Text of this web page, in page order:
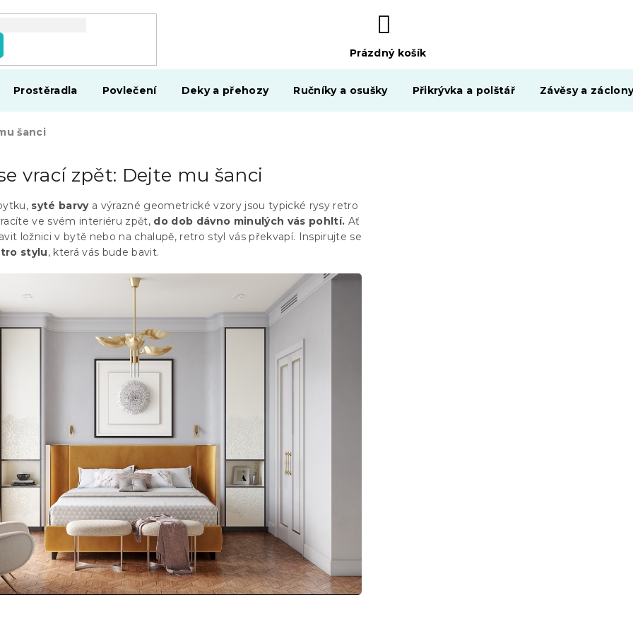
NÁKUPNÍ
KOŠÍK
Prázdný košík
Prostěradla Povlečení Deky a přehozy Ručníky a osušky Přikrývka a polštář Závěsy a
šanci
vrací zpět: Dejte mu šanci
syté barvya výrazné geometrické vzory jsou typické rysy retro
ve svém interiéru zpět, do dob dávno minulých vás pohltí. Ať
ložnici v bytě nebo na chalupě, retro styl vás překvapí. Inspirujte se
stylu, která vás bude bavit.